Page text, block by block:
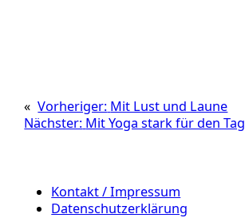
« Vorheriger: Mit Lust und Laune
Nächster: Mit Yoga stark für den Tag
Kontakt / Impressum
Datenschutzerklärung